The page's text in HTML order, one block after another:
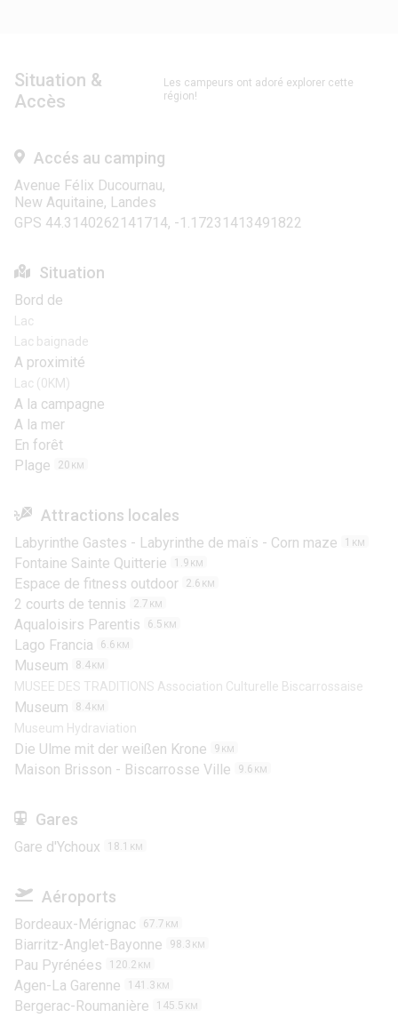
Situation &
Accès
Les campeurs ont adoré explorer cette
région!
Accés au camping
Avenue Félix Ducournau,
New Aquitaine, Landes
GPS 44.3140262141714, -1.17231413491822
Situation
Bord de
Lac
Lac baignade
A proximité
Lac (0KM)
A la campagne
A la mer
En forêt
Plage
20 KM
Attractions locales
Labyrinthe Gastes - Labyrinthe de maïs - Corn maze 1 KM
Fontaine Sainte Quitterie 1.9 KM
Espace de fitness outdoor 2.6 KM
2 courts de tennis 2.7 KM
Aqualoisirs Parentis 6.5 KM
Lago Francia 6.6 KM
Museum 8.4 KM
MUSEE DES TRADITIONS Association Culturelle Biscarrossaise
Museum 8.4 KM
Museum Hydraviation
Die Ulme mit der weißen Krone 9 KM
Maison Brisson - Biscarrosse Ville 9.6 KM
Gares
Gare d'Ychoux 18.1 KM
Aéroports
Bordeaux-Mérignac 67.7 KM
Biarritz-Anglet-Bayonne 98.3 KM
Pau Pyrénées 120.2 KM
Agen-La Garenne 141.3 KM
Bergerac-Roumanière 145.5 KM